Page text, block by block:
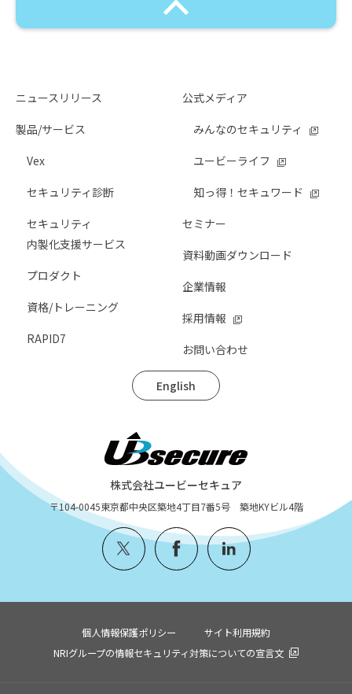
ニュースリリース
製品/サービス
Vex
セキュリティ診断
セキュリティ
内製化支援サービス
プロダクト
資格/トレーニング
RAPID7
公式メディア
みんなのセキュリティ
ユービーライフ
知っ得！セキュワード
セミナー
資料動画ダウンロード
企業情報
採用情報
お問い合わせ
English
株式会社ユービーセキュア
〒104-0045東京都中央区築地4丁目7番5号 築地KYビル4階
個人情報保護ポリシー
サイト利用規約
NRIグループの情報セキュリティ対策についての宣言文